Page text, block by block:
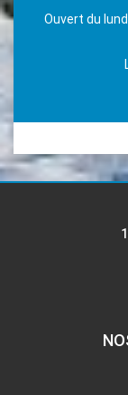
Ouvert du